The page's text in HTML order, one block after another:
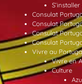
Consulat
Consulat
Consulat
Consulat
Vivre au
Vivre en
Culture